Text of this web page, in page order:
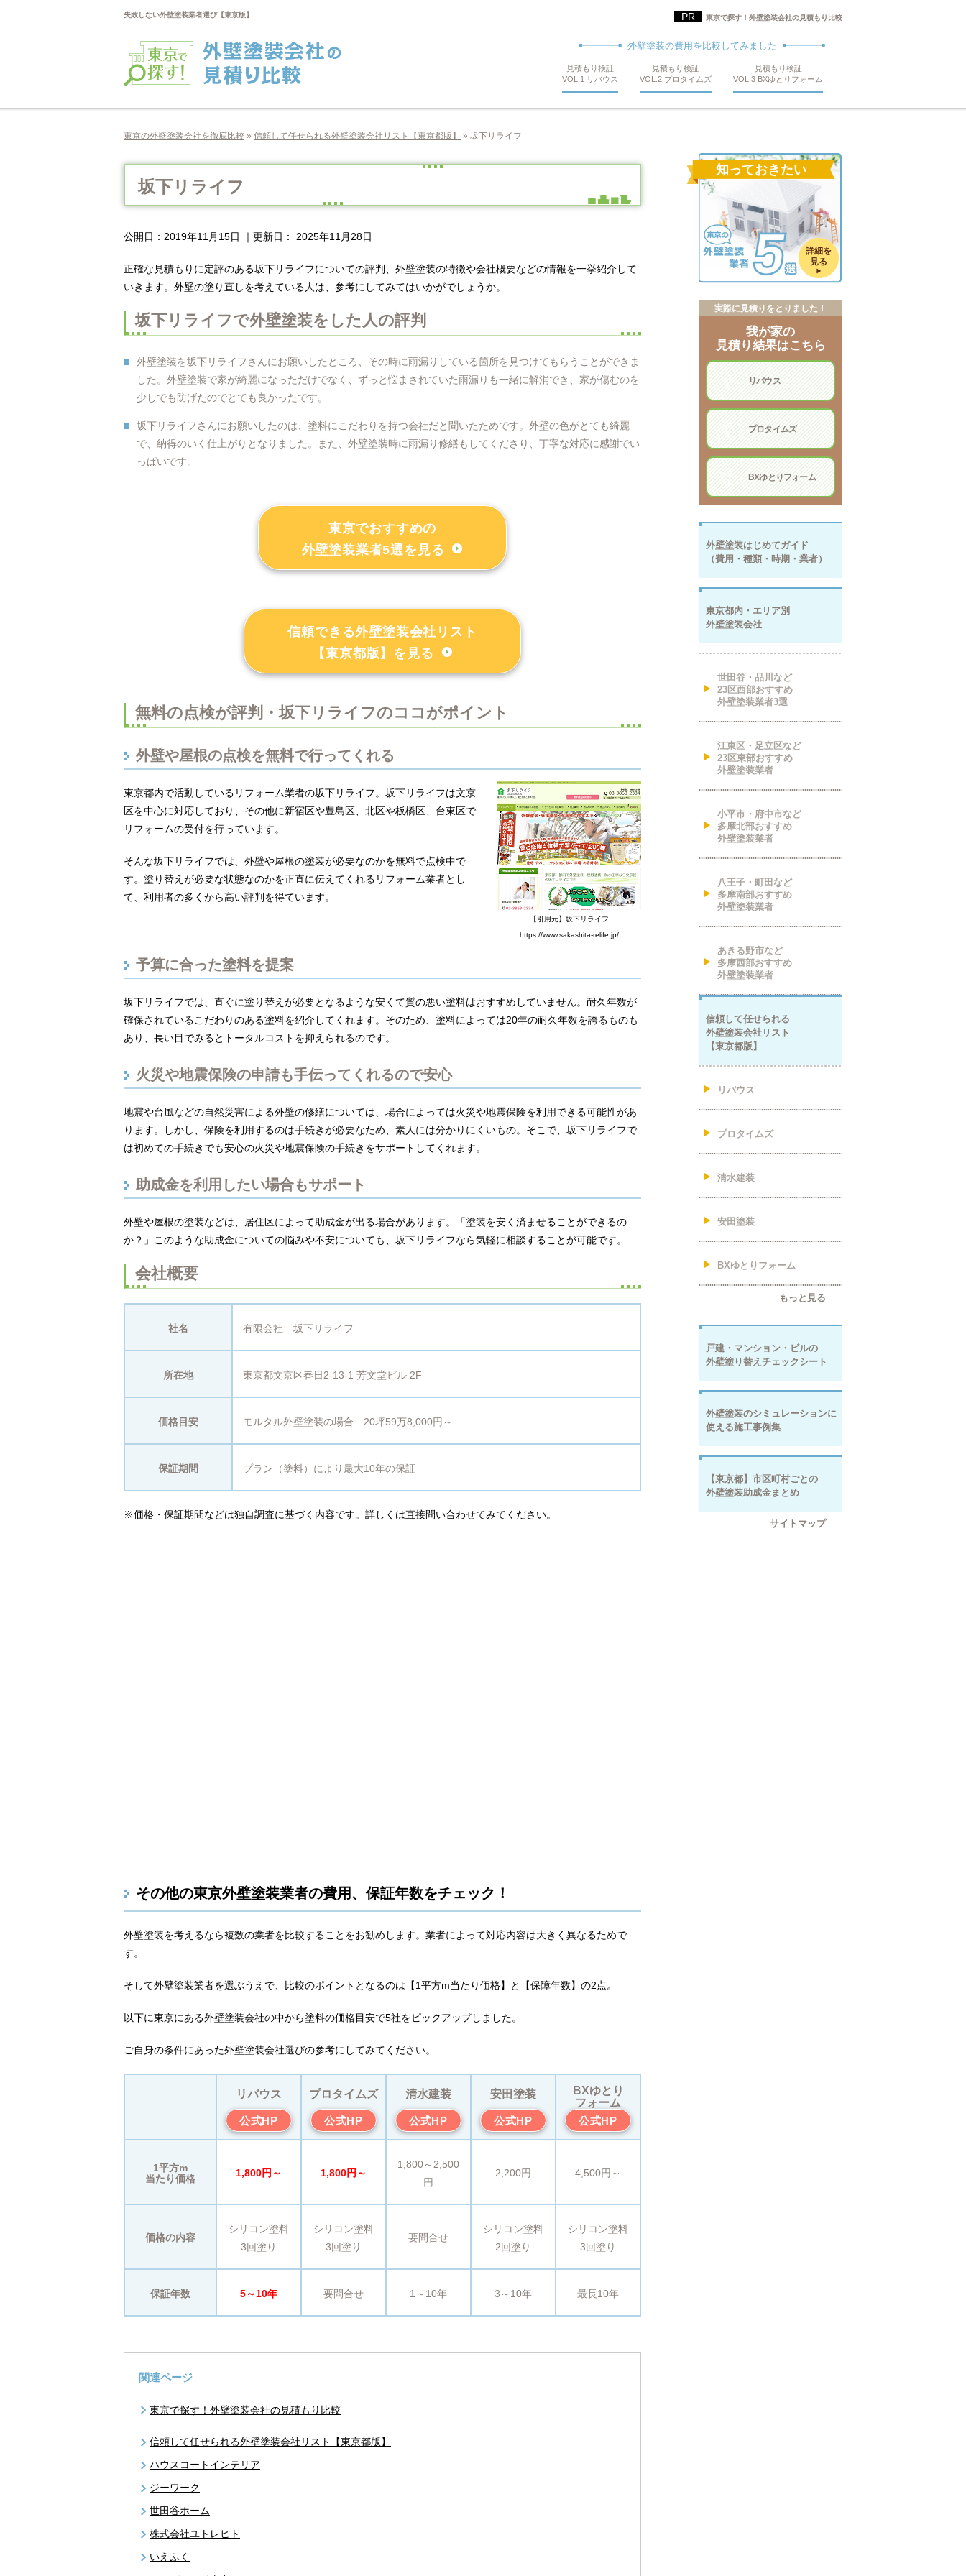
東京で探す！外壁塗装会社の見積もり比較
失敗しない外壁塗装業者選び【東京版】
外壁塗装の費用を比較してみました
見積もり検証
VOL.1 リバウス
見積もり検証
VOL.2 プロタイムズ
見積もり検証
VOL.3 BXゆとりフォーム
東京の外壁塗装会社を徹底比較 » 信頼して任せられる外壁塗装会社リスト【東京都版】 » 坂下リライフ
坂下リライフ
公開日： 2019年11月15日 ｜更新日： 2025年11月28日
正確な見積もりに定評のある坂下リライフについての評判、外壁塗装の特徴や会社概要などの情報を一挙紹介して
いきます。外壁の塗り直しを考えている人は、参考にしてみてはいかがでしょうか。
坂下リライフで外壁塗装をした人の評判
外壁塗装を坂下リライフさんにお願いしたところ、その時に雨漏りしている箇所を見つけてもらうことができま
した。外壁塗装で家が綺麗になっただけでなく、ずっと悩まされていた雨漏りも一緒に解消でき、家が傷むのを
少しでも防げたのでとても良かったです。
坂下リライフさんにお願いしたのは、塗料にこだわりを持つ会社だと聞いたためです。外壁の色がとても綺麗
で、納得のいく仕上がりとなりました。また、外壁塗装時に雨漏り修繕もしてくださり、丁寧な対応に感謝でい
っぱいです。
東京でおすすめの
外壁塗装業者5選を見る
信頼できる外壁塗装会社リスト
【東京都版】を見る
無料の点検が評判・坂下リライフのココがポイント
外壁や屋根の点検を無料で行ってくれる
【引用元】坂下リライフ
https://www.sakashita-relife.jp/
東京都内で活動しているリフォーム業者の坂下リライフ。坂下リライフは文京
区を中心に対応しており、その他に新宿区や豊島区、北区や板橋区、台東区で
リフォームの受付を行っています。
そんな坂下リライフでは、外壁や屋根の塗装が必要なのかを無料で点検中で
す。塗り替えが必要な状態なのかを正直に伝えてくれるリフォーム業者とし
て、利用者の多くから高い評判を得ています。
予算に合った塗料を提案
坂下リライフでは、直ぐに塗り替えが必要となるような安くて質の悪い塗料はおすすめしていません。耐久年数が
確保されているこだわりのある塗料を紹介してくれます。そのため、塗料によっては20年の耐久年数を誇るものも
あり、長い目でみるとトータルコストを抑えられるのです。
火災や地震保険の申請も手伝ってくれるので安心
地震や台風などの自然災害による外壁の修繕については、場合によっては火災や地震保険を利用できる可能性があ
ります。しかし、保険を利用するのは手続きが必要なため、素人には分かりにくいもの。そこで、坂下リライフで
は初めての手続きでも安心の火災や地震保険の手続きをサポートしてくれます。
助成金を利用したい場合もサポート
外壁や屋根の塗装などは、居住区によって助成金が出る場合があります。「塗装を安く済ませることができるの
か？」このような助成金についての悩みや不安についても、坂下リライフなら気軽に相談することが可能です。
会社概要
社名 有限会社 坂下リライフ
所在地 東京都文京区春日2-13-1 芳文堂ビル 2F
価格目安 モルタル外壁塗装の場合 20坪59万8,000円～
保証期間 プラン（塗料）により最大10年の保証
※価格・保証期間などは独自調査に基づく内容です。詳しくは直接問い合わせてみてください。
その他の東京外壁塗装業者の費用、保証年数をチェック！
外壁塗装を考えるなら複数の業者を比較することをお勧めします。業者によって対応内容は大きく異なるためで
す。
そして外壁塗装業者を選ぶうえで、比較のポイントとなるのは【1平方m当たり価格】と【保障年数】の2点。
以下に東京にある外壁塗装会社の中から塗料の価格目安で5社をピックアップしました。
ご自身の条件にあった外壁塗装会社選びの参考にしてみてください。
リバウス
公式HP
プロタイムズ
公式HP
清水建装
公式HP
安田塗装
公式HP
BXゆとり
フォーム
公式HP
1平方m
当たり価格
1,800円～ 1,800円～
1,800～2,500
円
2,200円 4,500円～
価格の内容
シリコン塗料
3回塗り
シリコン塗料
3回塗り
要問合せ
シリコン塗料
2回塗り
シリコン塗料
3回塗り
保証年数 5～10年 要問合せ 1～10年 3～10年 最長10年
関連ページ
東京で探す！外壁塗装会社の見積もり比較
信頼して任せられる外壁塗装会社リスト【東京都版】
ハウスコートインテリア
ジーワーク
世田谷ホーム
株式会社ユトレヒト
いえふく
知っておきたい
詳細を
見る
実際に見積りをとりました！
我が家の
見積り結果はこちら
vol.
1 リバウス
vol.
2 プロタイムズ
vol.
3 BXゆとりフォーム
外壁塗装はじめてガイド
（費用・種類・時期・業者）
東京都内・エリア別
外壁塗装会社
世田谷・品川など
23区西部おすすめ
外壁塗装業者3選
江東区・足立区など
23区東部おすすめ
外壁塗装業者
小平市・府中市など
多摩北部おすすめ
外壁塗装業者
八王子・町田など
多摩南部おすすめ
外壁塗装業者
あきる野市など
多摩西部おすすめ
外壁塗装業者
信頼して任せられる
外壁塗装会社リスト
【東京都版】
リバウス
プロタイムズ
清水建装
安田塗装
BXゆとりフォーム
もっと見る
戸建・マンション・ビルの
外壁塗り替えチェックシート
外壁塗装のシミュレーションに
使える施工事例集
【東京都】市区町村ごとの
外壁塗装助成金まとめ
サイトマップ